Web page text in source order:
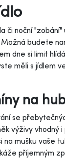
či noční
budete
dne si limit
měli s jídlem
na
se
výživy vhodný
na mušku vaše
příjemným